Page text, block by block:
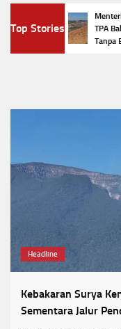
Top Stories
Menteri LH
TPA Bakal
Tanpa Bau
Headline
Kebakaran Surya
Sementara Jalur